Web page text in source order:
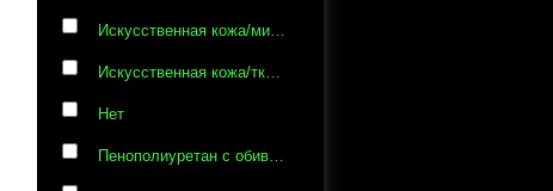
Искусственная кожа/микрофибра
Искусственная кожа/ткань
Нет
Пенополиуретан с обивкой из искусственной кожи